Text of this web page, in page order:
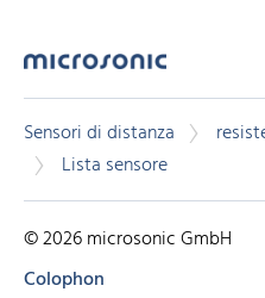
Sensori di distanza
Lista sensore
© 2026 microsonic GmbH
Colophon